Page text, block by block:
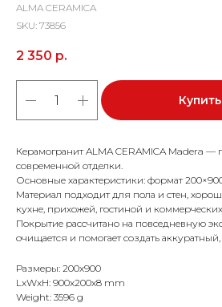
ALMA CERAMICA
SKU: 73856
2 350 р.
Купить
Керамогранит ALMA CERAMICA Madera
современной отделки.
Основные характеристики: формат
Материал подходит для пола и стен,
кухне, прихожей, гостиной и
Покрытие рассчитано на повседневную
очищается и помогает создать
Размеры: 200x900
LxWxH: 900x200x8 mm
Weight: 3596 g